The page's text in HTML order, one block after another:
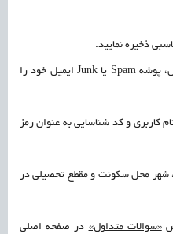
ذخیره نمایید.
تذکر: در صورت عدم مشاهده ایمیل، پوشه Spam یا Junk ایمیل خود را
کاربری و کد شناسایی به عنوان رمز
شهر محل سکونت و مقطع تحصیلی در
«سوالات متداول»در صفحه اصلی